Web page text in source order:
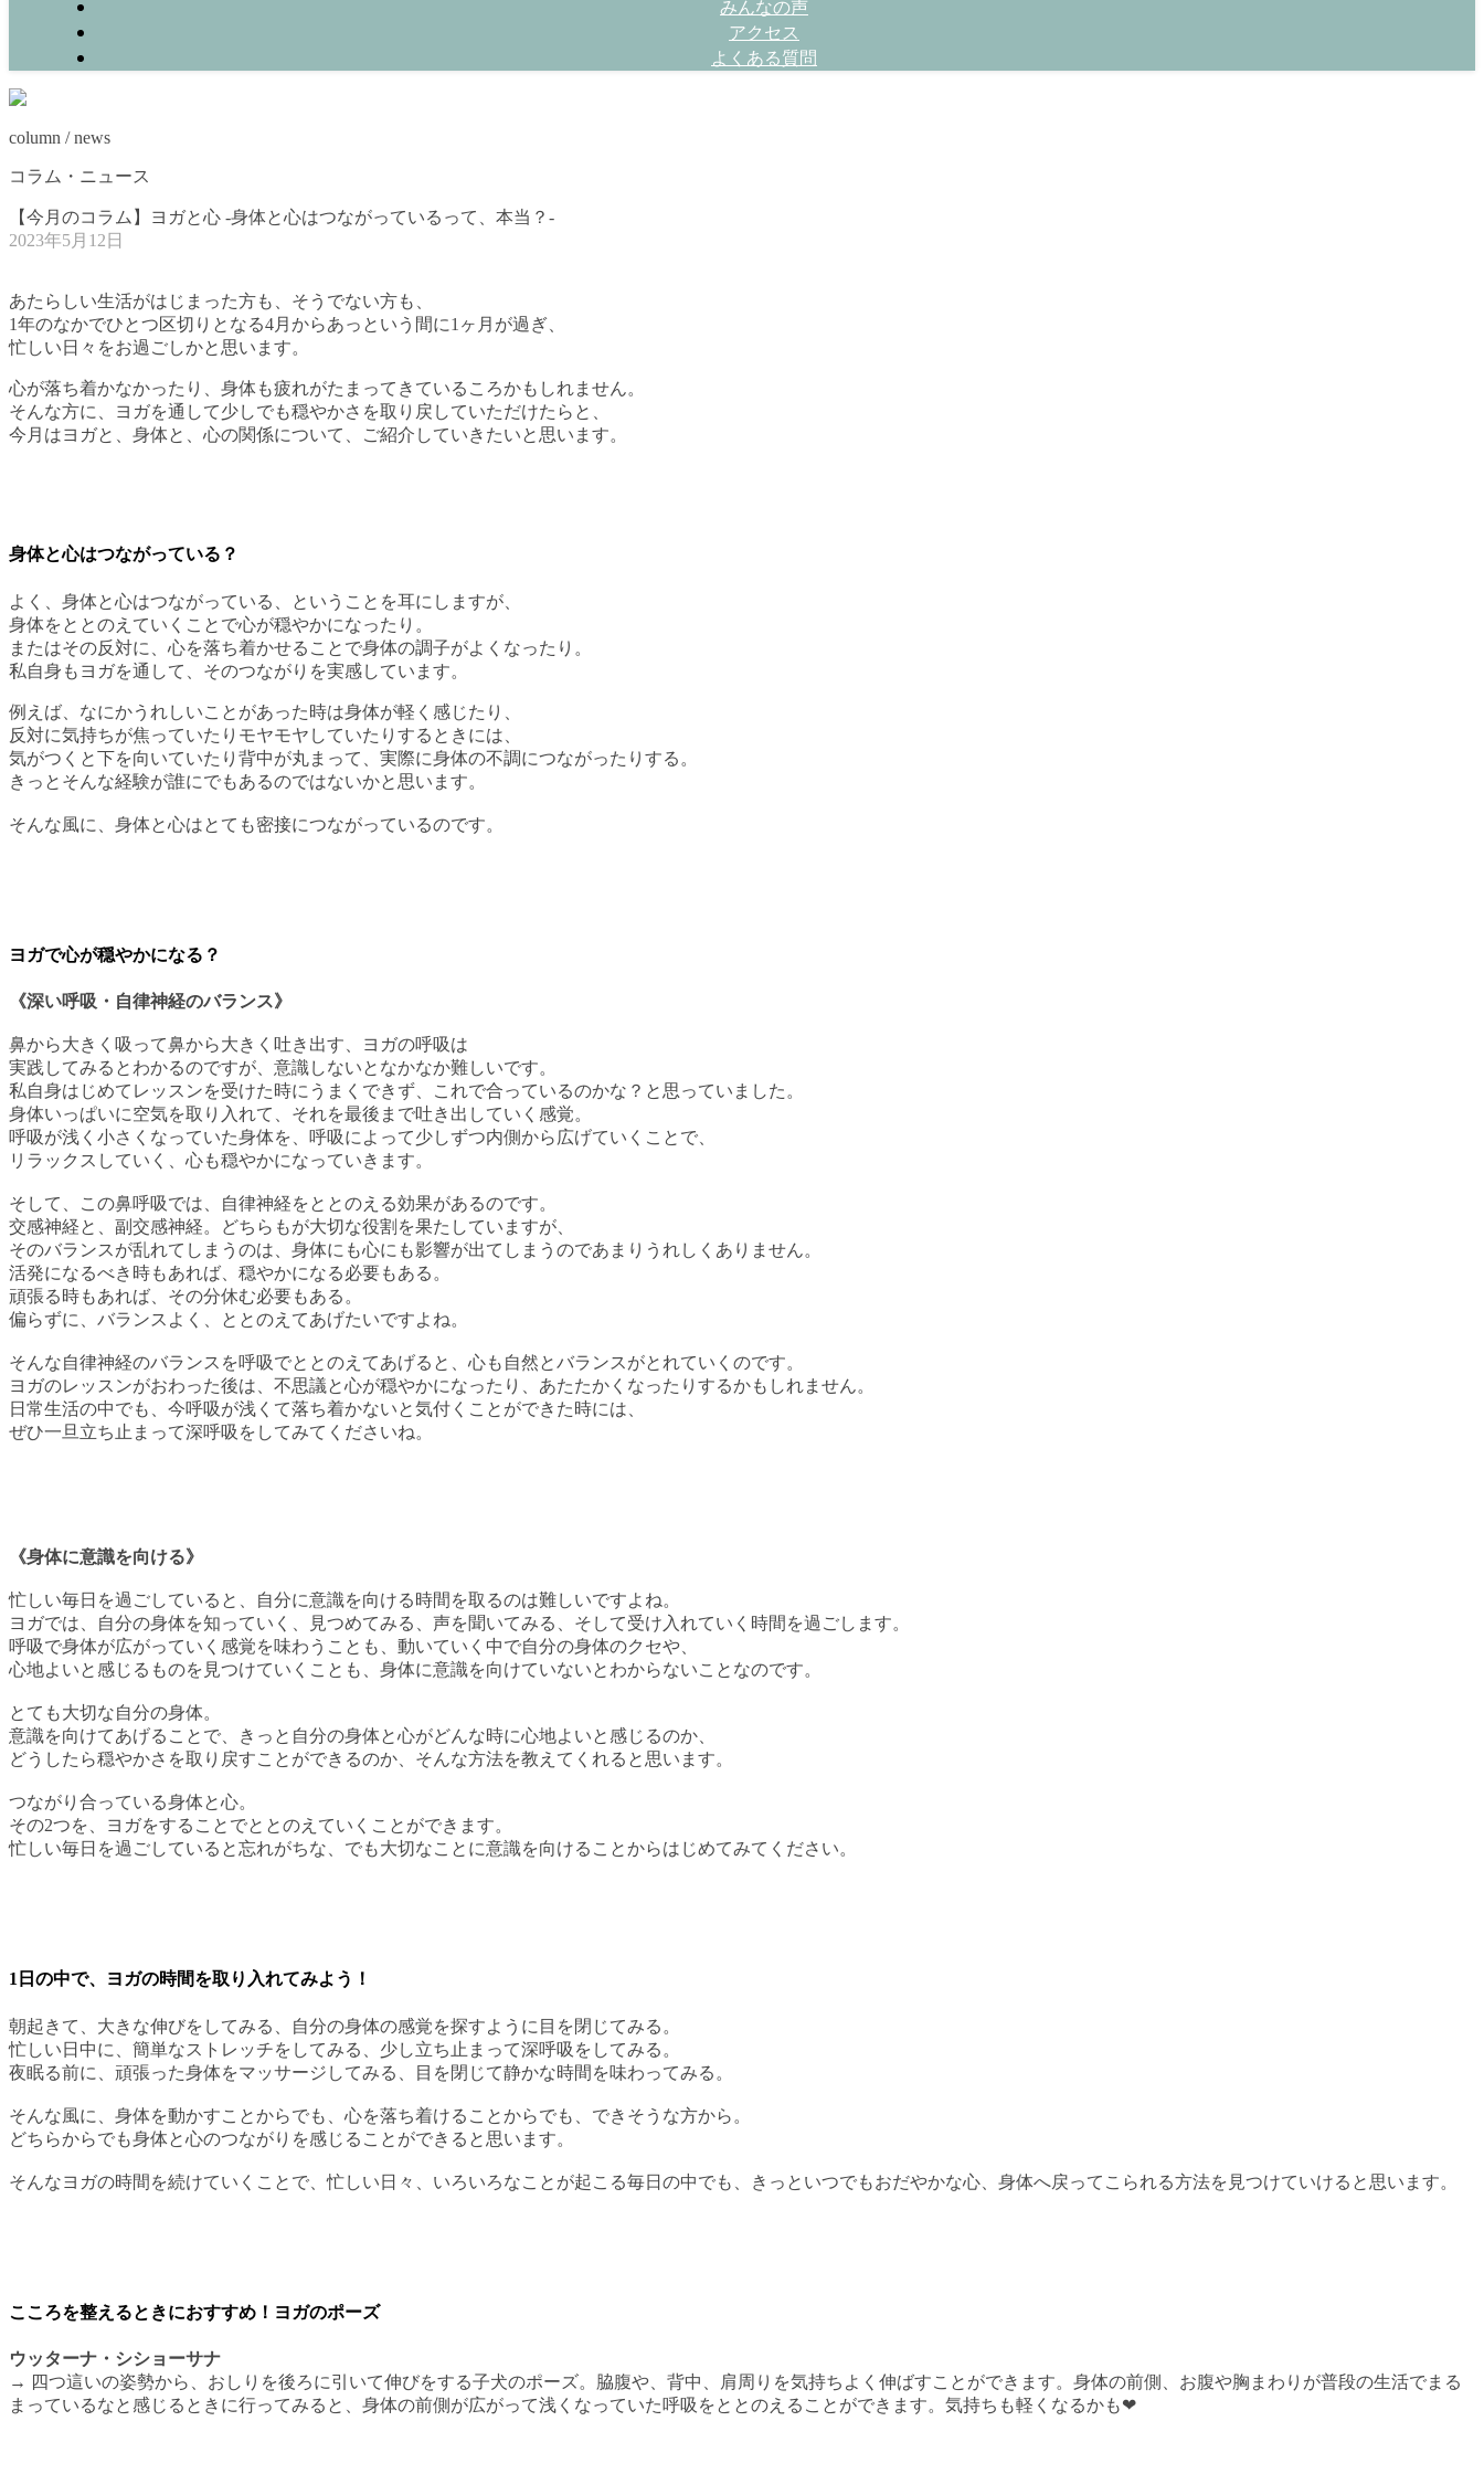
みんなの声
アクセス
よくある質問
column / news
コラム・ニュース
【今月のコラム】ヨガと心 -身体と心はつながっているって、本当？-
2023年5月12日
あたらしい生活がはじまった方も、そうでない方も、
1年のなかでひとつ区切りとなる4月からあっという間に1ヶ月が過ぎ、
忙しい日々をお過ごしかと思います。
心が落ち着かなかったり、身体も疲れがたまってきているころかもしれません。
そんな方に、ヨガを通して少しでも穏やかさを取り戻していただけたらと、
今月はヨガと、身体と、心の関係について、ご紹介していきたいと思います。
身体と心はつながっている？
よく、身体と心はつながっている、ということを耳にしますが、
身体をととのえていくことで心が穏やかになったり。
またはその反対に、心を落ち着かせることで身体の調子がよくなったり。
私自身もヨガを通して、そのつながりを実感しています。
例えば、なにかうれしいことがあった時は身体が軽く感じたり、
反対に気持ちが焦っていたりモヤモヤしていたりするときには、
気がつくと下を向いていたり背中が丸まって、実際に身体の不調につながったりする。
きっとそんな経験が誰にでもあるのではないかと思います。
そんな風に、身体と心はとても密接につながっているのです。
ヨガで心が穏やかになる？
《深い呼吸・自律神経のバランス》
鼻から大きく吸って鼻から大きく吐き出す、ヨガの呼吸は
実践してみるとわかるのですが、意識しないとなかなか難しいです。
私自身はじめてレッスンを受けた時にうまくできず、これで合っているのかな？と思っていました。
身体いっぱいに空気を取り入れて、それを最後まで吐き出していく感覚。
呼吸が浅く小さくなっていた身体を、呼吸によって少しずつ内側から広げていくことで、
リラックスしていく、心も穏やかになっていきます。
そして、この鼻呼吸では、自律神経をととのえる効果があるのです。
交感神経と、副交感神経。どちらもが大切な役割を果たしていますが、
そのバランスが乱れてしまうのは、身体にも心にも影響が出てしまうのであまりうれしくありません。
活発になるべき時もあれば、穏やかになる必要もある。
頑張る時もあれば、その分休む必要もある。
偏らずに、バランスよく、ととのえてあげたいですよね。
そんな自律神経のバランスを呼吸でととのえてあげると、心も自然とバランスがとれていくのです。
ヨガのレッスンがおわった後は、不思議と心が穏やかになったり、あたたかくなったりするかもしれません。
日常生活の中でも、今呼吸が浅くて落ち着かないと気付くことができた時には、
ぜひ一旦立ち止まって深呼吸をしてみてくださいね。
《身体に意識を向ける》
忙しい毎日を過ごしていると、自分に意識を向ける時間を取るのは難しいですよね。
ヨガでは、自分の身体を知っていく、見つめてみる、声を聞いてみる、そして受け入れていく時間を過ごします。
呼吸で身体が広がっていく感覚を味わうことも、動いていく中で自分の身体のクセや、
心地よいと感じるものを見つけていくことも、身体に意識を向けていないとわからないことなのです。
とても大切な自分の身体。
意識を向けてあげることで、きっと自分の身体と心がどんな時に心地よいと感じるのか、
どうしたら穏やかさを取り戻すことができるのか、そんな方法を教えてくれると思います。
つながり合っている身体と心。
その2つを、ヨガをすることでととのえていくことができます。
忙しい毎日を過ごしていると忘れがちな、でも大切なことに意識を向けることからはじめてみてください。
1日の中で、ヨガの時間を取り入れてみよう！
朝起きて、大きな伸びをしてみる、自分の身体の感覚を探すように目を閉じてみる。
忙しい日中に、簡単なストレッチをしてみる、少し立ち止まって深呼吸をしてみる。
夜眠る前に、頑張った身体をマッサージしてみる、目を閉じて静かな時間を味わってみる。
そんな風に、身体を動かすことからでも、心を落ち着けることからでも、できそうな方から。
どちらからでも身体と心のつながりを感じることができると思います。
そんなヨガの時間を続けていくことで、忙しい日々、いろいろなことが起こる毎日の中でも、きっといつでもおだやかな心、身体へ戻ってこられる方法を見つけていけると思います。
こころを整えるときにおすすめ！ヨガのポーズ
ウッターナ・シショーサナ
→ 四つ這いの姿勢から、おしりを後ろに引いて伸びをする子犬のポーズ。脇腹や、背中、肩周りを気持ちよく伸ばすことができます。身体の前側、お腹や胸まわりが普段の生活でまる
まっているなと感じるときに行ってみると、身体の前側が広がって浅くなっていた呼吸をととのえることができます。気持ちも軽くなるかも❤︎